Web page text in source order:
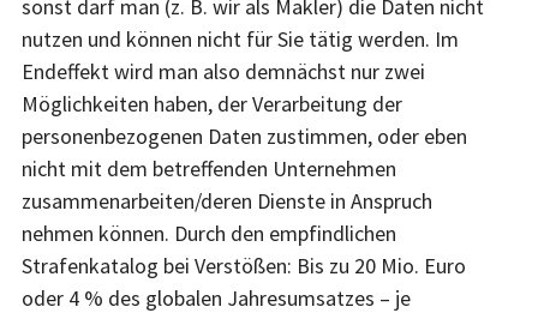
sonst darf man (z. B. wir als Makler) die Daten nicht
nutzen und können nicht für Sie tätig werden. Im
Endeffekt wird man also demnächst nur zwei
Möglichkeiten haben, der Verarbeitung der
personenbezogenen Daten zustimmen, oder eben
nicht mit dem betreffenden Unternehmen
zusammenarbeiten/deren Dienste in Anspruch
nehmen können. Durch den empfindlichen
Strafenkatalog bei Verstößen: Bis zu 20 Mio. Euro
oder 4 % des globalen Jahresumsatzes – je